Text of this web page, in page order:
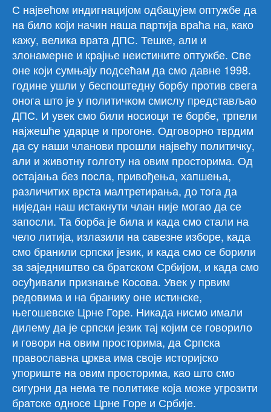
С највећом индигнацијом одбацујем оптужбе да
на било који начин наша партија враћа на, како
кажу, велика врата ДПС. Тешке, али и
злонамерне и крајње неистините оптужбе. Све
оне који сумњају подсећам да смо давне 1998.
године ушли у беспоштедну борбу против свега
онога што је у политичком смислу представљао
ДПС. И увек смо били носиоци те борбе, трпели
најжешће ударце и прогоне. Одговорно тврдим
да су наши чланови прошли највећу политичку,
али и животну голготу на овим просторима. Од
остајања без посла, привођења, хапшења,
различитих врста малтретирања, до тога да
ниједан наш истакнути члан није могао да се
запосли. Та борба је била и када смо стали на
чело литија, излазили на савезне изборе, када
смо бранили српски језик, и када смо се борили
за заједништво са братском Србијом, и када смо
осуђивали признање Косова. Увек у првим
редовима и на бранику оне истинске,
његошевске Црне Горе. Никада нисмо имали
дилему да је српски језик тај којим се говорило
и говори на овим просторима, да Српска
православна црква има своје историјско
упориште на овим просторима, као што смо
сигурни да нема те политике која може угрозити
братске односе Црне Горе и Србије.